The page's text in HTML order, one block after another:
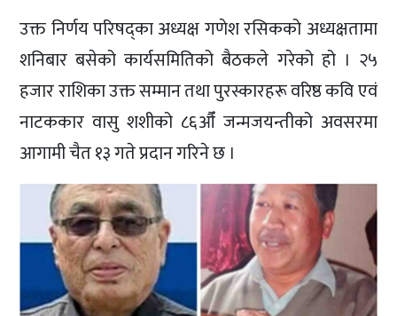
उक्त निर्णय परिषद्का अध्यक्ष गणेश रसिकको अध्यक्षतामा
शनिबार बसेको कार्यसमितिको बैठकले गरेको हो । २५
हजार राशिका उक्त सम्मान तथा पुरस्कारहरू वरिष्ठ कवि एवं
नाटककार वासु शशीको ८६औँं जन्मजयन्तीको अवसरमा
आगामी चैत १३ गते प्रदान गरिने छ ।